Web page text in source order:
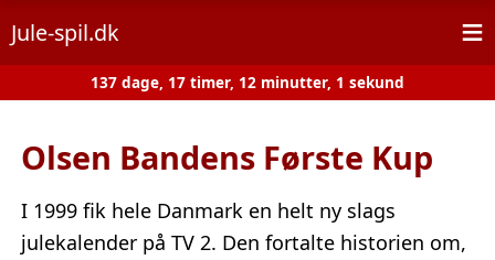
Jule-spil.dk ≡
137 dage, 17 timer, 12 minutter, 1 sekund
Olsen Bandens Første Kup
I 1999 fik hele Danmark en helt ny slags
julekalender på TV 2. Den fortalte historien om,